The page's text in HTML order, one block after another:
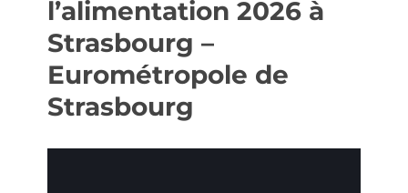
l’alimentation 2026 à
Strasbourg –
Eurométropole de
Strasbourg